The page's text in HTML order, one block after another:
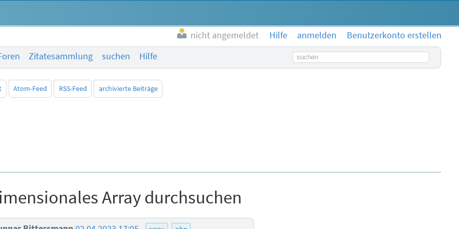
nicht angemeldet Hilfe anmelden
Benutzerkonto erstellen
Zitatesammlung suchen Hilfe Suchbegriff
Atom-Feed RSS-Feed archivierte Beiträge
Array durchsuchen